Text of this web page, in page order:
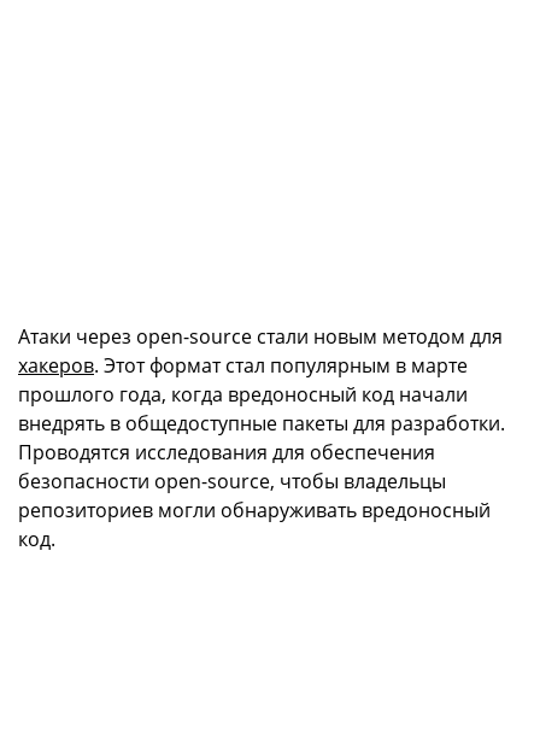
Атаки через open-source стали новым методом для
хакеров. Этот формат стал популярным в марте
прошлого года, когда вредоносный код начали
внедрять в общедоступные пакеты для разработки.
Проводятся исследования для обеспечения
безопасности open-source, чтобы владельцы
репозиториев могли обнаруживать вредоносный
код.